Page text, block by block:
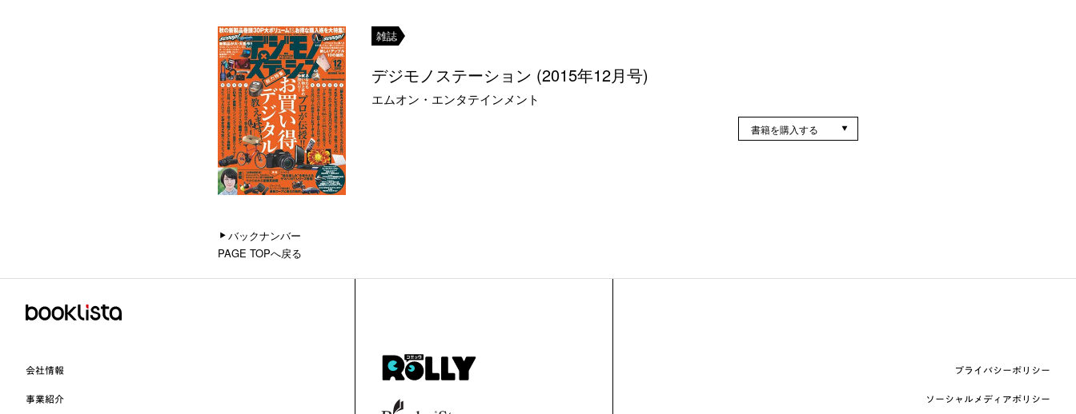
雑誌
デジモノステーション (2015年12月号)
エムオン・エンタテインメント
書籍を購入する
バックナンバー
PAGE TOPへ戻る
会社情報
事業紹介
プライバシーポリシー
ソーシャルメディアポリシー